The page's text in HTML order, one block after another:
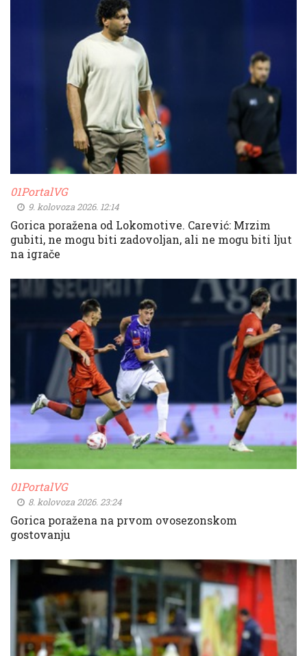
01PortalVG
9. kolovoza 2026. 12:14
Gorica poražena od Lokomotive. Carević: Mrzim
gubiti, ne mogu biti zadovoljan, ali ne mogu biti ljut
na igrače
01PortalVG
8. kolovoza 2026. 23:24
Gorica poražena na prvom ovosezonskom
gostovanju